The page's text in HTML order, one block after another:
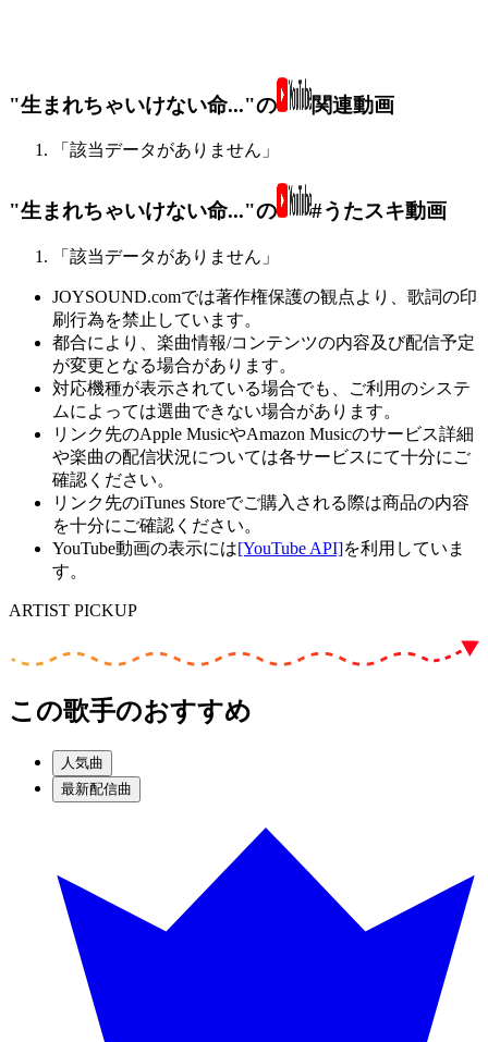
"生まれちゃいけない命..."の 関連動画
「該当データがありません」
"生まれちゃいけない命..."の #うたスキ動画
「該当データがありません」
JOYSOUND.comでは著作権保護の観点より、歌詞の印
刷行為を禁止しています。
都合により、楽曲情報/コンテンツの内容及び配信予定
が変更となる場合があります。
対応機種が表示されている場合でも、ご利用のシステ
ムによっては選曲できない場合があります。
リンク先のApple MusicやAmazon Musicのサービス詳細
や楽曲の配信状況については各サービスにて十分にご
確認ください。
リンク先のiTunes Storeでご購入される際は商品の内容
を十分にご確認ください。
YouTube動画の表示には[YouTube API]を利用していま
す。
ARTIST PICKUP
この歌手のおすすめ
人気曲
最新配信曲